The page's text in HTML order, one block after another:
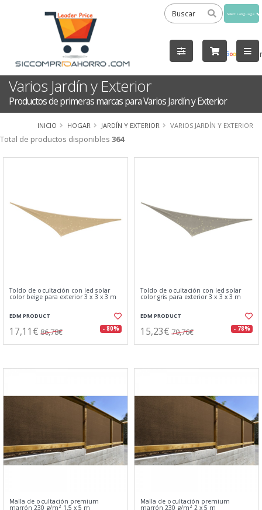
by
Varios Jardín y Exterior
Productos de primeras marcas para Varios Jardín y Exterior
INICIO HOGAR JARDÍN Y EXTERIOR VARIOS JARDÍN Y EXTERIOR
Total de productos disponibles 364
Toldo de ocultación con led solar
color beige para exterior 3 x 3 x 3 m
EDM PRODUCT
17,11€ 86,78€ - 80%
Toldo de ocultación con led solar
color gris para exterior 3 x 3 x 3 m
EDM PRODUCT
15,23€ 70,76€ - 78%
Malla de ocultación premium
marrón 230 g/m² 1,5 x 5 m
Malla de ocultación premium
marrón 230 g/m² 2 x 5 m